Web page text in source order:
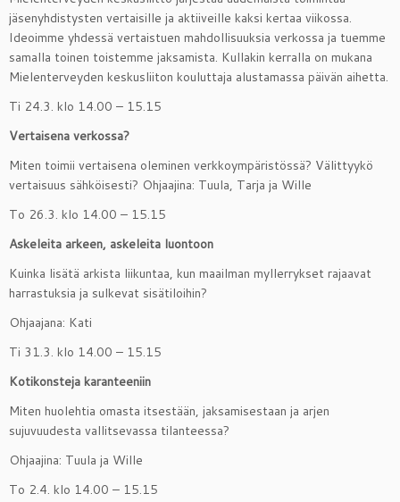
jäsenyhdistysten vertaisille ja aktiiveille kaksi kertaa viikossa.
Ideoimme yhdessä vertaistuen mahdollisuuksia verkossa ja tuemme
samalla toinen toistemme jaksamista. Kullakin kerralla on mukana
Mielenterveyden keskusliiton kouluttaja alustamassa päivän aihetta.
Ti 24.3. klo 14.00 – 15.15
Vertaisena verkossa?
Miten toimii vertaisena oleminen verkkoympäristössä? Välittyykö
vertaisuus sähköisesti? Ohjaajina: Tuula, Tarja ja Wille
To 26.3. klo 14.00 – 15.15
Askeleita arkeen, askeleita luontoon
Kuinka lisätä arkista liikuntaa, kun maailman myllerrykset rajaavat
harrastuksia ja sulkevat sisätiloihin?
Ohjaajana: Kati
Ti 31.3. klo 14.00 – 15.15
Kotikonsteja karanteeniin
Miten huolehtia omasta itsestään, jaksamisestaan ja arjen
sujuvuudesta vallitsevassa tilanteessa?
Ohjaajina: Tuula ja Wille
To 2.4. klo 14.00 – 15.15